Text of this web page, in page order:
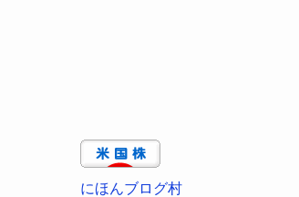
にほんブログ村